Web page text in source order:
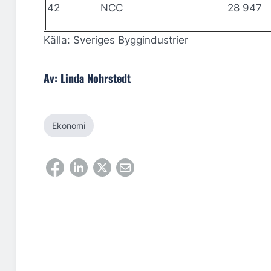
42 NCC 28 947
Källa: Sveriges Byggindustrier
Av: Linda Nohrstedt
Ekonomi